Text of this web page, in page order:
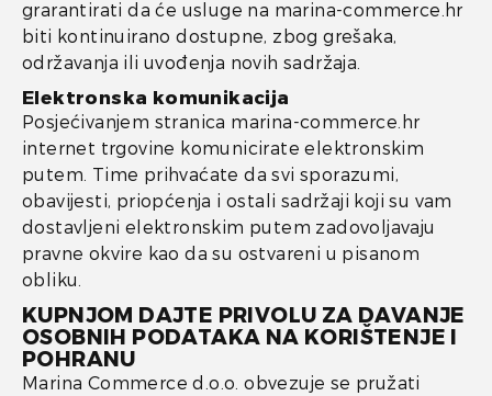
grarantirati da će usluge na marina-commerce.hr
biti kontinuirano dostupne, zbog grešaka,
održavanja ili uvođenja novih sadržaja.
Elektronska komunikacija
Posjećivanjem stranica marina-commerce.hr
internet trgovine komunicirate elektronskim
putem. Time prihvaćate da svi sporazumi,
obavijesti, priopćenja i ostali sadržaji koji su vam
dostavljeni elektronskim putem zadovoljavaju
pravne okvire kao da su ostvareni u pisanom
obliku.
KUPNJOM DAJTE PRIVOLU ZA DAVANJE
OSOBNIH PODATAKA NA KORIŠTENJE I
POHRANU
Marina Commerce d.o.o. obvezuje se pružati